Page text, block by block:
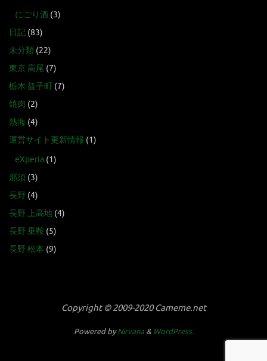
にごり酒 (3)
日記 (83)
未分類 (22)
東京 高尾 (7)
栃木 益子町 (7)
焼肉 (2)
熱海 (4)
運営サイト更新情報 (1)
eXperia (1)
那須 (3)
長野 (4)
長野 上高地 (4)
長野 乗鞍 (5)
長野 松本 (9)
Copyright © 2009-2020 Cameme.net
Powered byNirvana& WordPress.